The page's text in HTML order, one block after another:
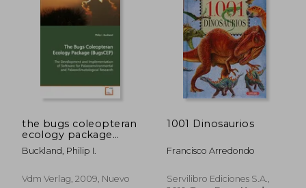
the bugs coleopteran
ecology package
(bugscep) (en Inglés)
Buckland, Philip I.
Vdm Verlag, 2009, Nuevo
1001 Dinosaurios
Francisco Arredondo
Servilibro Ediciones S.A.,